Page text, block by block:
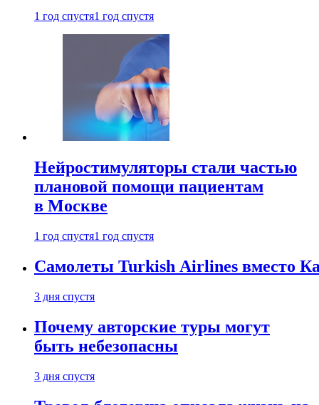
1 год спустя1 год спустя
Нейростимуляторы стали частью
плановой помощи пациентам
в Москве
1 год спустя1 год спустя
Самолеты Turkish Airlines вместо
3 дня спустя
Почему авторские туры могут
быть небезопасны
3 дня спустя